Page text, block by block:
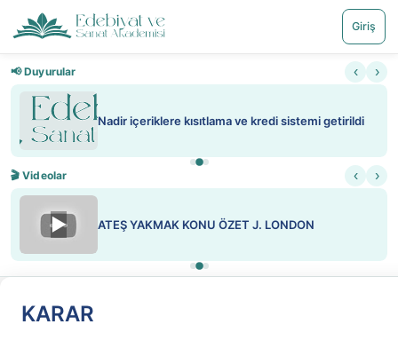
Giriş
📢 Duyurular ‹ ›
Nadir içeriklere kısıtlama ve kredi sistemi getirildi
🎬 Videolar ‹ ›
▶ ATEŞ YAKMAK KONU ÖZET J. LONDON
KARAR